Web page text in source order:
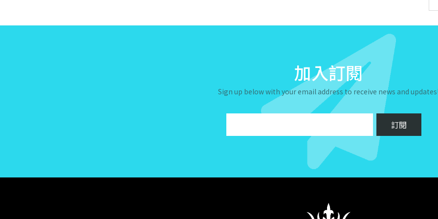
加入訂閱
Sign up below with your email address to receive news and